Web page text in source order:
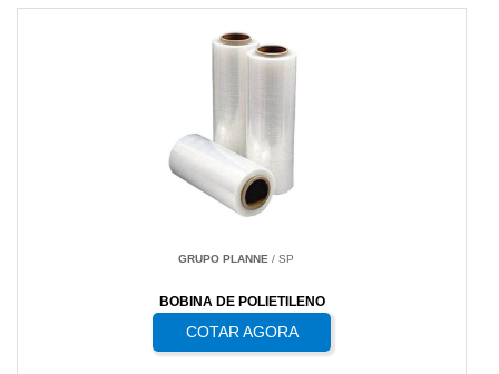
GRUPO PLANNE/ SP
BOBINA DE POLIETILENO
COTAR AGORA